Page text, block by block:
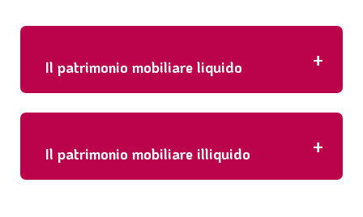
Il patrimonio mobiliare liquido +
Il patrimonio mobiliare illiquido +